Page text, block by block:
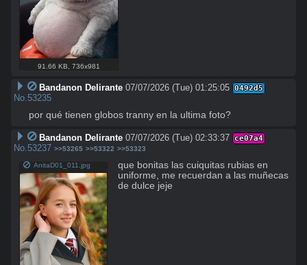
91.66 KB ,736x981
Bandanon Delirante 07/07/2026 (Tue) 01:25:05 0492d5
No. 53235
por qué tienen globos tranny en la ultima foto?
Bandanon Delirante 07/07/2026 (Tue) 02:33:37 ce07a4
No. 53237 >>53265 >>53322 >>53323
AnitaD01_011.jpg
que bonitas las cuiquitas rubias en
uniforme, me recuerdan a las muñecas
de dulce jeje